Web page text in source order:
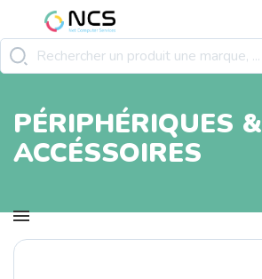
PÉRIPHÉRIQUES &
ACCÉSSOIRES